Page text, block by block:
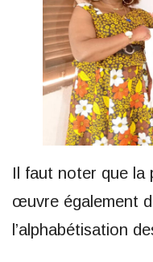
Il faut noter que la
œuvre également
l’alphabétisation